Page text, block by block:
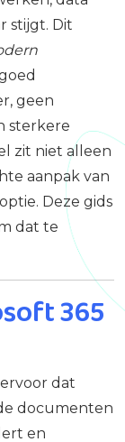
stijgt. Dit
geen
sterkere
zit niet alleen
aanpak van
Deze gids
dat te
365
dat
documenten
en